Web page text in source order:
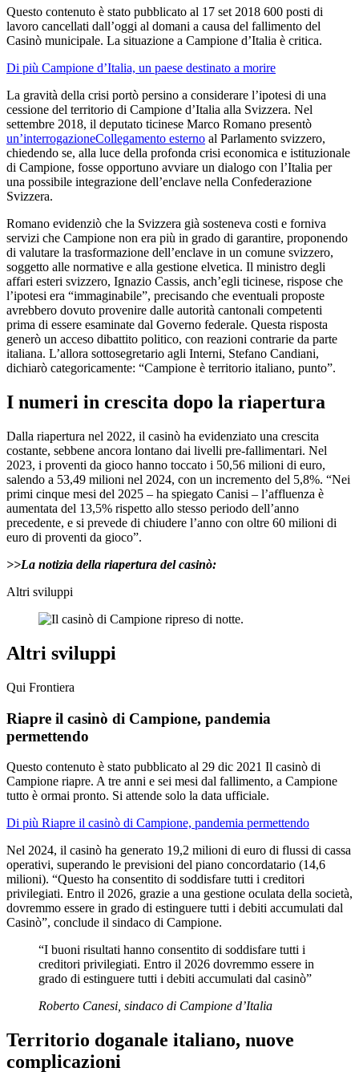
Questo contenuto è stato pubblicato al 17 set 2018 600 posti di
lavoro cancellati dall’oggi al domani a causa del fallimento del
Casinò municipale. La situazione a Campione d’Italia è critica.
Di più Campione d’Italia, un paese destinato a morire
La gravità della crisi portò persino a considerare l’ipotesi di una
cessione del territorio di Campione d’Italia alla Svizzera. Nel
settembre 2018, il deputato ticinese Marco Romano presentò
un’interrogazioneCollegamento esterno al Parlamento svizzero,
chiedendo se, alla luce della profonda crisi economica e istituzionale
di Campione, fosse opportuno avviare un dialogo con l’Italia per
una possibile integrazione dell’enclave nella Confederazione
Svizzera.
Romano evidenziò che la Svizzera già sosteneva costi e forniva
servizi che Campione non era più in grado di garantire, proponendo
di valutare la trasformazione dell’enclave in un comune svizzero,
soggetto alle normative e alla gestione elvetica. Il ministro degli
affari esteri svizzero, Ignazio Cassis, anch’egli ticinese, rispose che
l’ipotesi era “immaginabile”, precisando che eventuali proposte
avrebbero dovuto provenire dalle autorità cantonali competenti
prima di essere esaminate dal Governo federale. Questa risposta
generò un acceso dibattito politico, con reazioni contrarie da parte
italiana. L’allora sottosegretario agli Interni, Stefano Candiani,
dichiarò categoricamente: “Campione è territorio italiano, punto”.
I numeri in crescita dopo la riapertura
Dalla riapertura nel 2022, il casinò ha evidenziato una crescita
costante, sebbene ancora lontano dai livelli pre-fallimentari. Nel
2023, i proventi da gioco hanno toccato i 50,56 milioni di euro,
salendo a 53,49 milioni nel 2024, con un incremento del 5,8%. “Nei
primi cinque mesi del 2025 – ha spiegato Canisi – l’affluenza è
aumentata del 13,5% rispetto allo stesso periodo dell’anno
precedente, e si prevede di chiudere l’anno con oltre 60 milioni di
euro di proventi da gioco”.
>>La notizia della riapertura del casinò:
Altri sviluppi
Altri sviluppi
Qui Frontiera
Riapre il casinò di Campione, pandemia
permettendo
Questo contenuto è stato pubblicato al 29 dic 2021 Il casinò di
Campione riapre. A tre anni e sei mesi dal fallimento, a Campione
tutto è ormai pronto. Si attende solo la data ufficiale.
Di più Riapre il casinò di Campione, pandemia permettendo
Nel 2024, il casinò ha generato 19,2 milioni di euro di flussi di cassa
operativi, superando le previsioni del piano concordatario (14,6
milioni). “Questo ha consentito di soddisfare tutti i creditori
privilegiati. Entro il 2026, grazie a una gestione oculata della società,
dovremmo essere in grado di estinguere tutti i debiti accumulati dal
Casinò”, conclude il sindaco di Campione.
“I buoni risultati hanno consentito di soddisfare tutti i
creditori privilegiati. Entro il 2026 dovremmo essere in
grado di estinguere tutti i debiti accumulati dal casinò”
Roberto Canesi, sindaco di Campione d’Italia
Territorio doganale italiano, nuove
complicazioni